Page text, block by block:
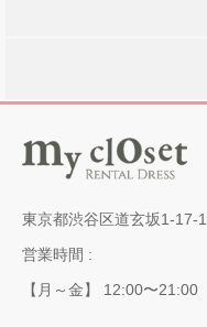
東京都渋谷区道玄坂1-17-
営業時間 :
【月～金】 12:00〜